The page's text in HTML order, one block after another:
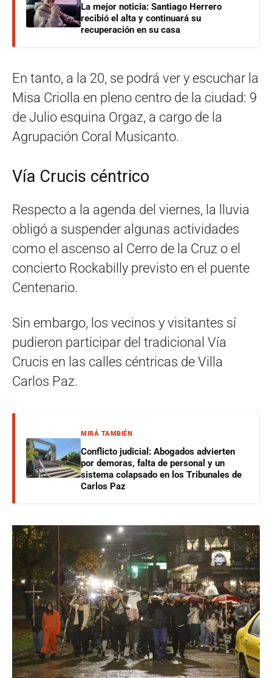
La mejor noticia: Santiago Herrero
recibió el alta y continuará su
recuperación en su casa
En tanto, a la 20, se podrá ver y escuchar la
Misa Criolla en pleno centro de la ciudad: 9
de Julio esquina Orgaz, a cargo de la
Agrupación Coral Musicanto.
Vía Crucis céntrico
Respecto a la agenda del viernes, la lluvia
obligó a suspender algunas actividades
como el ascenso al Cerro de la Cruz o el
concierto Rockabilly previsto en el puente
Centenario.
Sin embargo, los vecinos y visitantes sí
pudieron participar del tradicional Vía
Crucis en las calles céntricas de Villa
Carlos Paz.
MIRÁ TAMBIÉN
Conflicto judicial: Abogados advierten
por demoras, falta de personal y un
sistema colapsado en los Tribunales de
Carlos Paz